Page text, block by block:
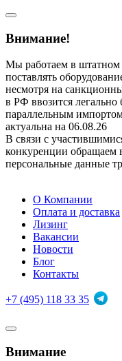
Внимание!
Мы работаем в
поставлять
несмотря на
в РФ ввозится легально
параллельным
актуальна на 06.08.26
В связи с
конкуренции обращаем
персональные данные
О Компании
Оплата и доставка
Лизинг
Вакансии
Новости
Блог
Контакты
+7 (495) 118 33 35
Внимание